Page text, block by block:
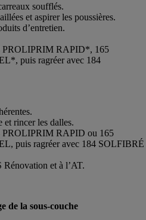
soufflés.
et aspirer les poussières.
d’entretien.
PROLIPRIM RAPID*, 165
puis ragréer avec 184
et rincer les dalles.
PROLIPRIM RAPID ou 165
puis ragréer avec 184 SOLFIBRÉ
et à l’AT.
de la sous-couche